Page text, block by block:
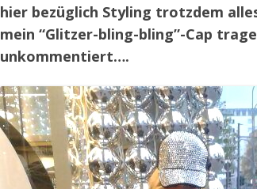
hier bezüglich Styling trotzdem
mein “Glitzer-bling-bling”-Cap
unkommentiert….